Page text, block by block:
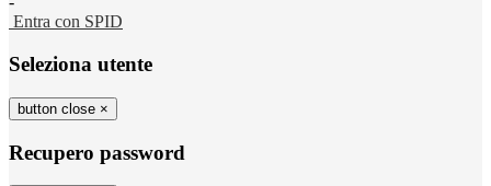
Entra con SPID
Seleziona utente
button close ×
Recupero password